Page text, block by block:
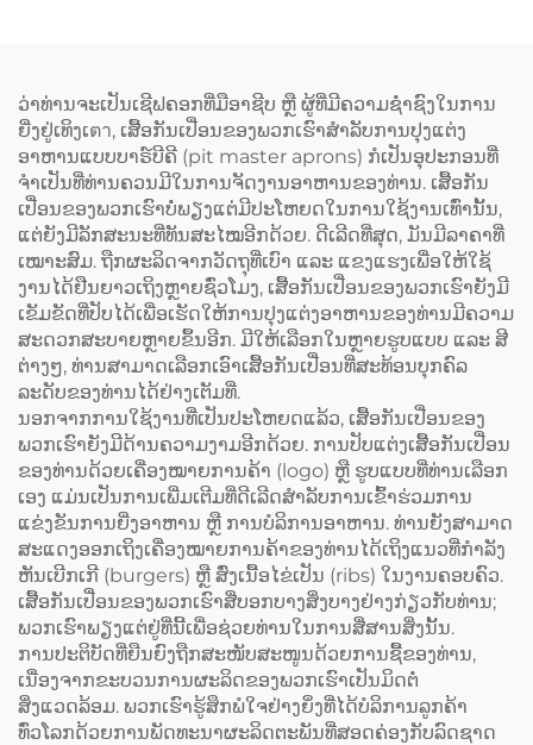
Back) ປະກອບດ້ວຍເສື້ອຜ້າ
ເປັນສ່ວນປະກອບຂອງ
polyester ແລະ ຜ້າຝ້າ
(Cotton) ສຳລັບທັງຜູ້ຍິງ ແລະ
ຜູ້ຊາຍ
ວ່າທ່ານຈະເປັນເຊີຟຄອກທີ່ມືອາຊີບ ຫຼື ຜູ້ທີ່ມີຄວາມຊ່ຳຊົງໃນການ
ຍີ່ງຢູ່ເທິງເตา, ເສື້ອກັນເປື່ອນຂອງພວກເຮົາສຳລັບການປຸງແຕ່ງ
ອາຫານແບບບາຣ໌ບີຄີ (pit master aprons) ກໍເປັນອຸປະກອນທີ່
ຈຳເປັນທີ່ທ່ານຄວນມີໃນການຈັດງານອາຫານຂອງທ່ານ. ເສື້ອກັນ
ເປື່ອນຂອງພວກເຮົາບໍ່ພຽງແຕ່ມີປະໂຫຍດໃນການໃຊ້ງານເທົ່ານັ້ນ,
ແຕ່ຍັງມີລັກສະນະທີ່ທັນສະໄໝອີກດ້ວຍ. ດີເລີດທີ່ສຸດ, ມັນມີລາຄາທີ່
ເໝາະສົມ. ຖືກຜະລິດຈາກວັດຖຸທີ່ເບົາ ແລະ ແຂງແຮງເພື່ອໃຫ້ໃຊ້
ງານໄດ້ຢືນຍາວເຖິງຫຼາຍຊົ່ວໂມງ, ເສື້ອກັນເປື່ອນຂອງພວກເຮົາຍັງມີ
ເຂັມຂັດທີ່ປັບໄດ້ເພື່ອເຮັດໃຫ້ການປຸງແຕ່ງອາຫານຂອງທ່ານມີຄວາມ
ສະດວກສະບາຍຫຼາຍຂຶ້ນອີກ. ມີໃຫ້ເລືອກໃນຫຼາຍຮູບແບບ ແລະ ສີ
ຕ່າງໆ, ທ່ານສາມາດເລືອກເອົາເສື້ອກັນເປື່ອນທີ່ສະທ້ອນບຸກຄົລ
ລະດັບຂອງທ່ານໄດ້ຢ່າງເຕັມທີ່.
ນອກຈາກການໃຊ້ງານທີ່ເປັນປະໂຫຍດແລ້ວ, ເສື້ອກັນເປື່ອນຂອງ
ພວກເຮົາຍັງມີດ້ານຄວາມງາມອີກດ້ວຍ. ການປັບແຕ່ງເສື້ອກັນເປື່ອນ
ຂອງທ່ານດ້ວຍເຄື່ອງໝາຍການຄ້າ (logo) ຫຼື ຮູບແບບທີ່ທ່ານເລືອກ
ເອງ ແມ່ນເປັນການເພີ່ມເຕີມທີ່ດີເລີດສຳລັບການເຂົ້າຮ່ວມການ
ແຂ່ງຂັນການຍີ່ງອາຫານ ຫຼື ການບໍລິການອາຫານ. ທ່ານຍັງສາມາດ
ສະແດງອອກເຖິງເຄື່ອງໝາຍການຄ້າຂອງທ່ານໄດ້ເຖິງແນວທີ່ກຳລັງ
ຫັນເບີກເກີ (burgers) ຫຼື ສົ່ງເນື້ອໄຂ່ເປັນ (ribs) ໃນງານຄອບຄົວ.
ເສື້ອກັນເປື່ອນຂອງພວກເຮົາສື່ບອກບາງສິ່ງບາງຢ່າງກ່ຽວກັບທ່ານ;
ພວກເຮົາພຽງແຕ່ຢູ່ທີ່ນີ້ເພື່ອຊ່ວຍທ່ານໃນການສື່ສານສິ່ງນັ້ນ.
ການປະຕິບັດທີ່ຍືນຍົງຖືກສະໜັບສະໜູນດ້ວຍການຊື້ຂອງທ່ານ,
ເນື່ອງຈາກຂະບວນການຜະລິດຂອງພວກເຮົາເປັນມິດຕໍ່
ສິ່ງແວດລ້ອມ. ພວກເຮົາຮູ້ສຶກພໍໃຈຢ່າງຍິ່ງທີ່ໄດ້ບໍລິການລູກຄ້າ
ທົ່ວໂລກດ້ວຍການພັດທະນາຜະລິດຕະພັນທີ່ສອດຄ່ອງກັບລົດຊາດ